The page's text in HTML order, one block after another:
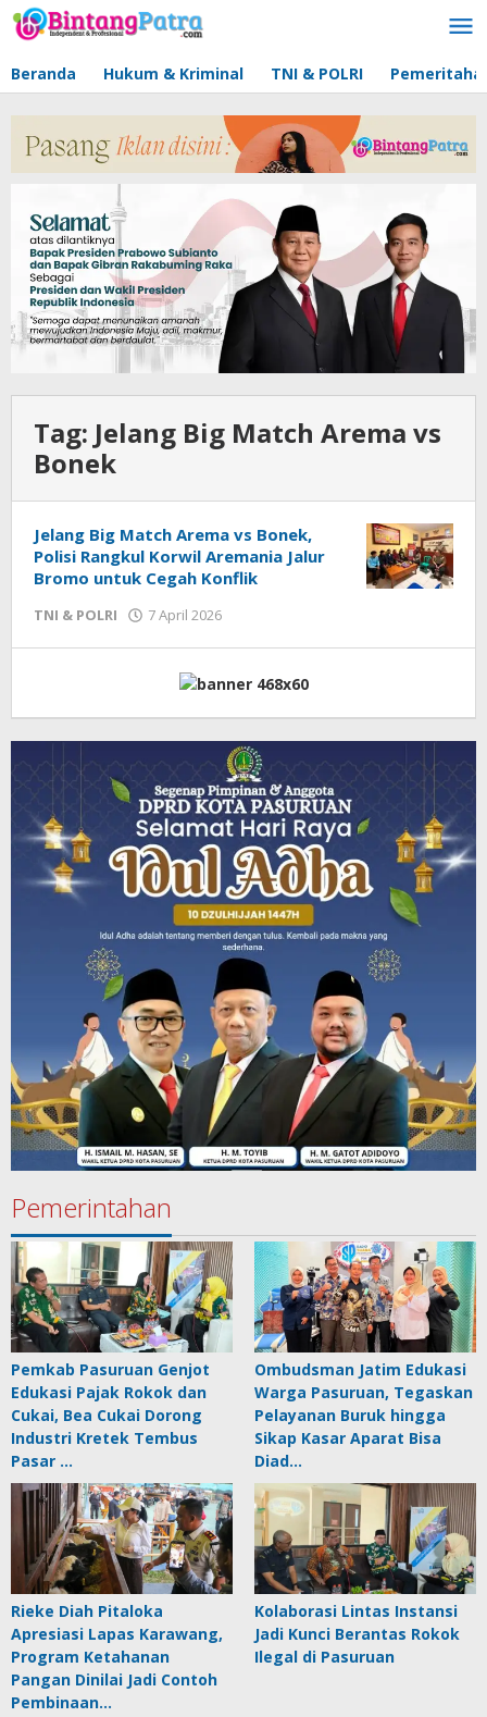
Lewati
ke
Beranda Hukum & Kriminal TNI & POLRI
Tag: Jelang Big Match Arema vs
Bonek
Jelang Big Match Arema vs Bonek,
Polisi Rangkul Korwil Aremania Jalur
Bromo untuk Cegah Konflik
TNI & POLRI 7 April 2026
Pemerintahan
Pemkab Pasuruan Genjot
Edukasi Pajak Rokok dan
Cukai, Bea Cukai Dorong
Industri Kretek Tembus
Pasar …
Ombudsman Jatim Edukasi
Warga Pasuruan, Tegaskan
Pelayanan Buruk hingga
Sikap Kasar Aparat Bisa
Diad…
Rieke Diah Pitaloka
Apresiasi Lapas Karawang,
Program Ketahanan
Pangan Dinilai Jadi Contoh
Pembinaan…
Kolaborasi Lintas Instansi
Jadi Kunci Berantas Rokok
Ilegal di Pasuruan